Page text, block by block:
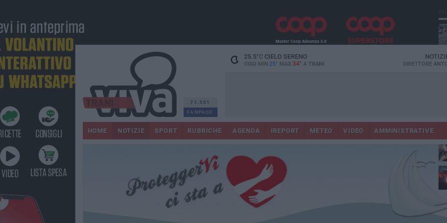
71.551
FANPAGE
25.5°CCIELO SERENO
OGGI MIN 25° MAX 34° A TRANI DIRETTORE
HOME NOTIZIE SPORT RUBRICHE AGENDA IREPORT METEO VIDEO AMMINISTRATIVE